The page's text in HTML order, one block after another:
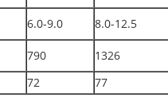
6.0-9.0 8.0-12.5
790 1326
72 77